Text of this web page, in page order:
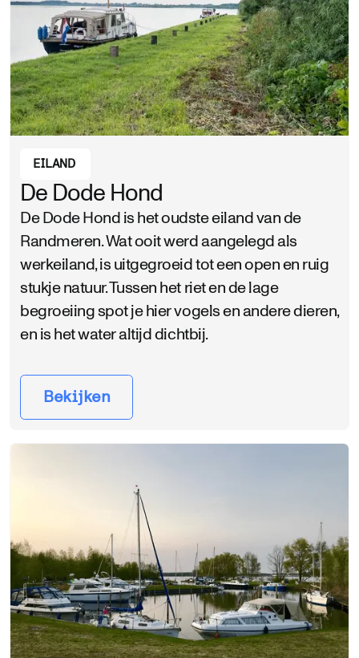
EILAND
De Dode Hond
De Dode Hond is het oudste eiland van de
Randmeren. Wat ooit werd aangelegd als
werkeiland, is uitgegroeid tot een open en ruig
stukje natuur. Tussen het riet en de lage
begroeiing spot je hier vogels en andere dieren,
en is het water altijd dichtbij.
Bekijken